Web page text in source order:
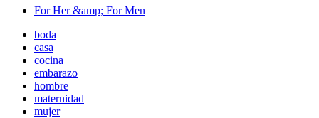
For Her &amp; For Men
boda
casa
cocina
embarazo
hombre
maternidad
mujer